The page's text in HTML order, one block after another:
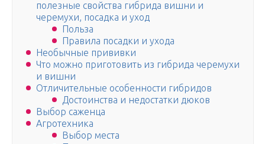
полезные свойства гибрида вишни и
черемухи, посадка и уход
Польза
Правила посадки и ухода
Необычные прививки
Что можно приготовить из гибрида черемухи
и вишни
Отличительные особенности гибридов
Достоинства и недостатки дюков
Выбор саженца
Агротехника
Выбор места